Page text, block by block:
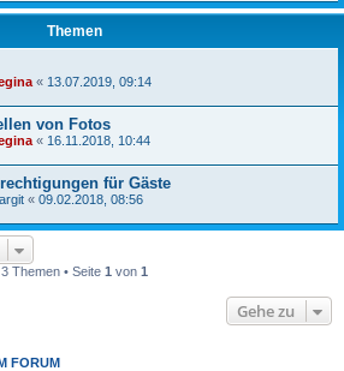
Themen
« 13.07.2019, 09:14
von Fotos
« 16.11.2018, 10:44
für Gäste
« 09.02.2018, 08:56
3 Themen • Seite 1 von 1
Gehe zu
FORUM